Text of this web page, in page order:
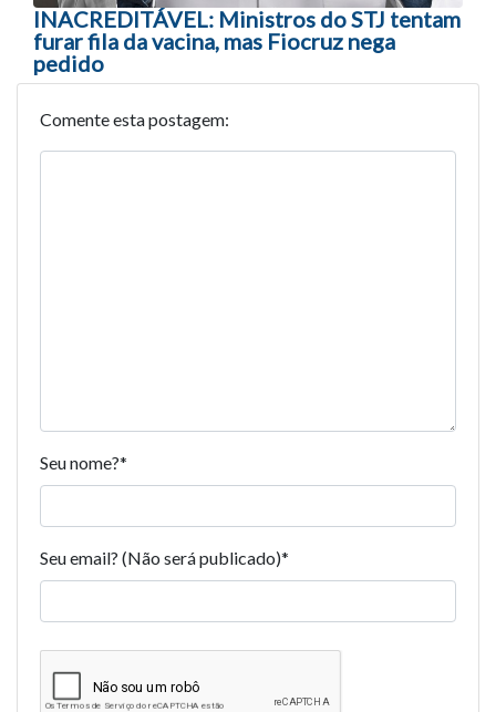
INACREDITÁVEL: Ministros do STJ tentam
furar fila da vacina, mas Fiocruz nega
pedido
Comente esta postagem:
Seu nome?*
Seu email? (Não será publicado)*